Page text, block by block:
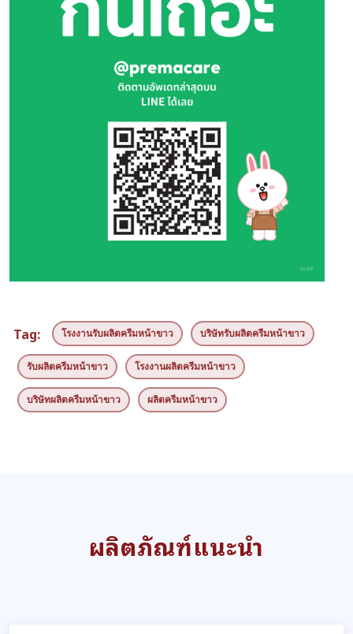
Tag: โรงงานรับผลิตครีมหน้าขาว บริษัทรับผลิตครีมหน้าขาว
รับผลิตครีมหน้าขาว โรงงานผลิตครีมหน้าขาว
บริษัทผลิตครีมหน้าขาว ผลิตครีมหน้าขาว
ผลิตภัณฑ์แนะนำ